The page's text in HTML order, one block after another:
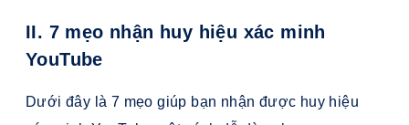
II. 7 mẹo nhận huy hiệu xác minh
YouTube
Dưới đây là 7 mẹo giúp bạn nhận được huy hiệu